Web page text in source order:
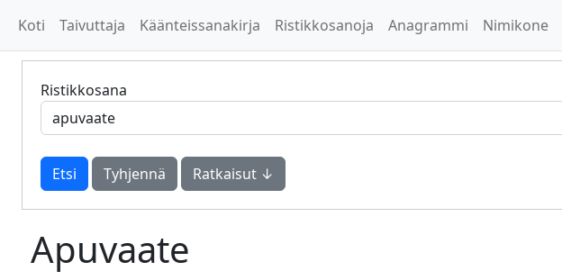
Koti Taivuttaja Käänteissanakirja Ristikkosanoja Anagrammi Nimikone
Ristikkosana
Tyhjennä Ratkaisut ↓
Apuvaate